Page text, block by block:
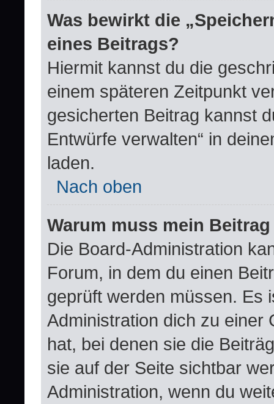
Was bewirkt die
eines Beitrags?
Hiermit kannst du die
einem späteren Zeitpunkt
gesicherten Beitrag kannst
Entwürfe verwalten“ in
laden.
Nach oben
Warum muss mein
Die Board-Administration
Forum, in dem du einen
geprüft werden müssen. Es
Administration dich zu einer
hat, bei denen sie die
sie auf der Seite sichtbar
Administration, wenn du